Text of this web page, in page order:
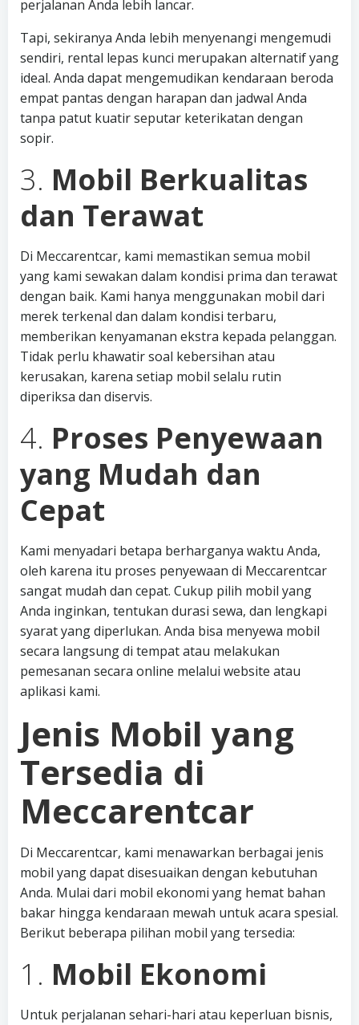
perjalanan Anda lebih lancar.
Tapi, sekiranya Anda lebih menyenangi mengemudi
sendiri, rental lepas kunci merupakan alternatif yang
ideal. Anda dapat mengemudikan kendaraan beroda
empat pantas dengan harapan dan jadwal Anda
tanpa patut kuatir seputar keterikatan dengan
sopir.
3. Mobil Berkualitas
dan Terawat
Di Meccarentcar, kami memastikan semua mobil
yang kami sewakan dalam kondisi prima dan terawat
dengan baik. Kami hanya menggunakan mobil dari
merek terkenal dan dalam kondisi terbaru,
memberikan kenyamanan ekstra kepada pelanggan.
Tidak perlu khawatir soal kebersihan atau
kerusakan, karena setiap mobil selalu rutin
diperiksa dan diservis.
4. Proses Penyewaan
yang Mudah dan
Cepat
Kami menyadari betapa berharganya waktu Anda,
oleh karena itu proses penyewaan di Meccarentcar
sangat mudah dan cepat. Cukup pilih mobil yang
Anda inginkan, tentukan durasi sewa, dan lengkapi
syarat yang diperlukan. Anda bisa menyewa mobil
secara langsung di tempat atau melakukan
pemesanan secara online melalui website atau
aplikasi kami.
Jenis Mobil yang
Tersedia di
Meccarentcar
Di Meccarentcar, kami menawarkan berbagai jenis
mobil yang dapat disesuaikan dengan kebutuhan
Anda. Mulai dari mobil ekonomi yang hemat bahan
bakar hingga kendaraan mewah untuk acara spesial.
Berikut beberapa pilihan mobil yang tersedia:
1. Mobil Ekonomi
Untuk perjalanan sehari-hari atau keperluan bisnis,